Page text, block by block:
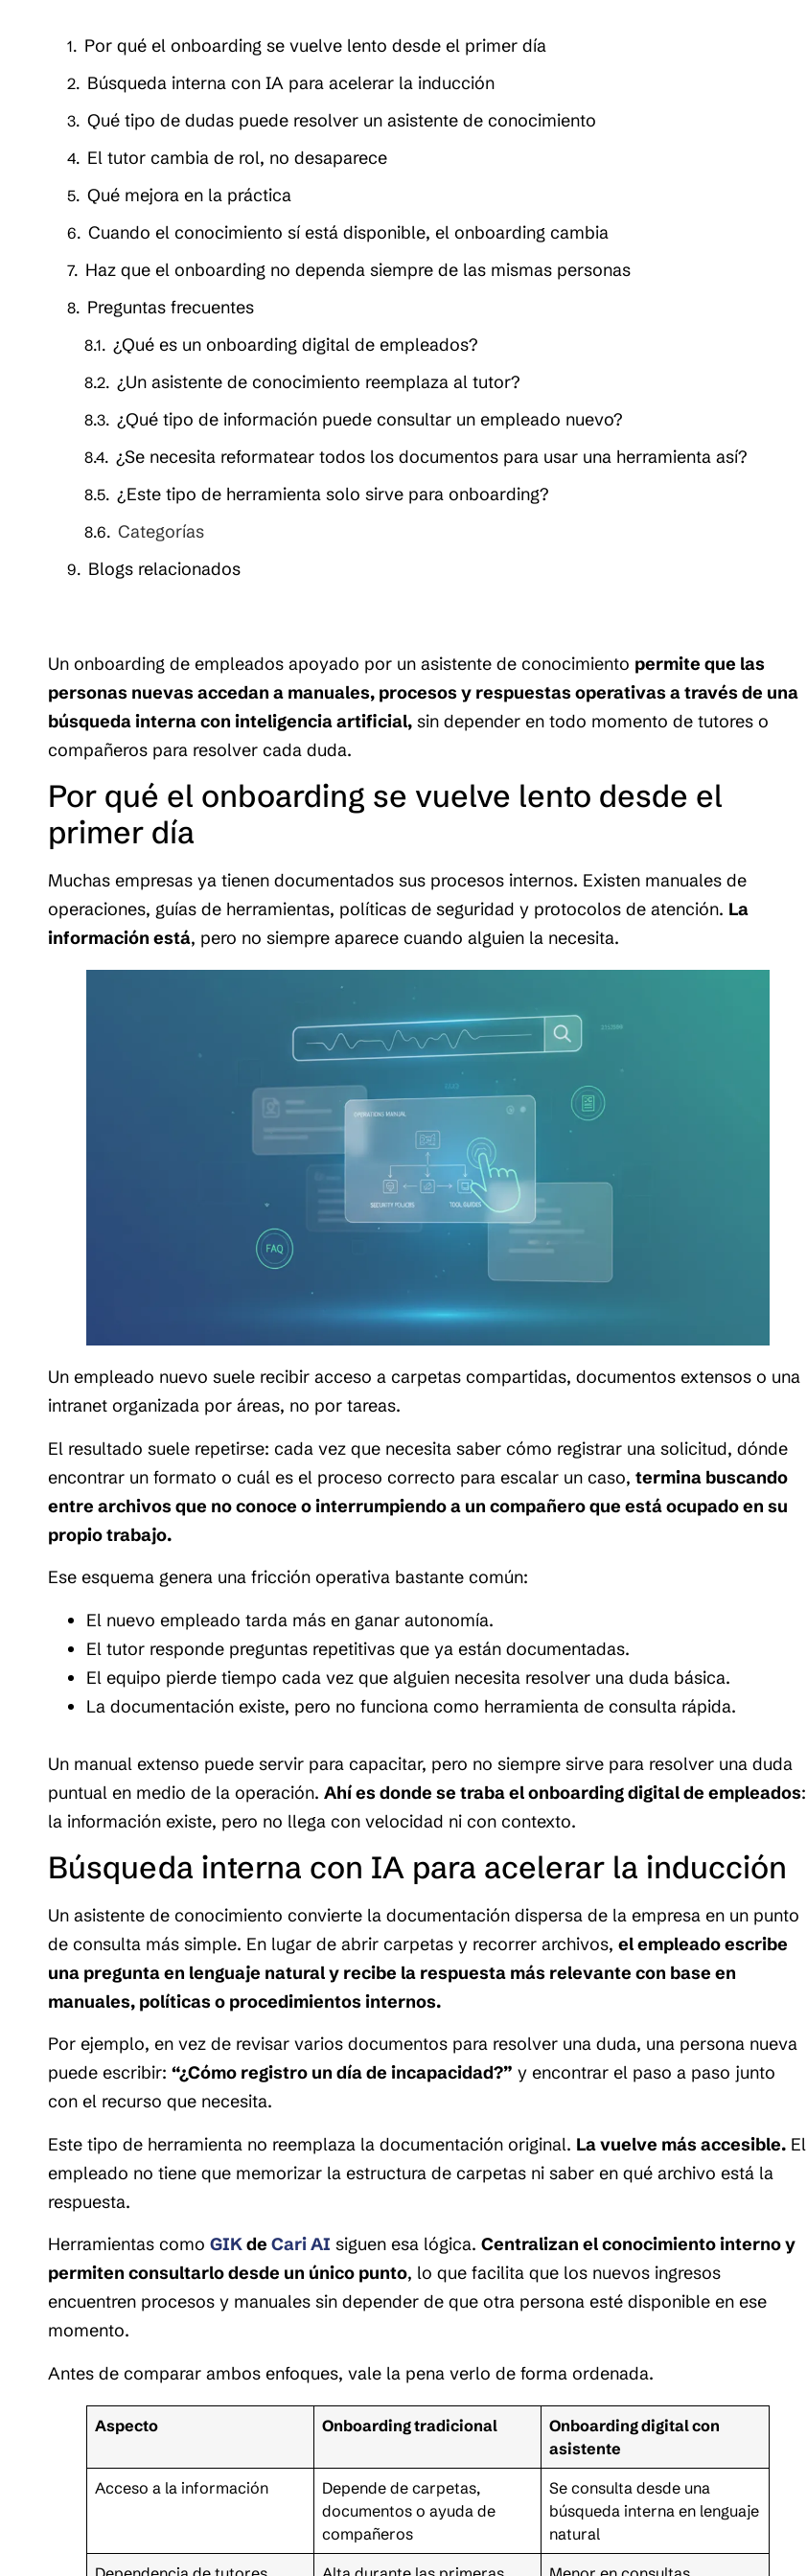
Por qué el onboarding se vuelve lento desde el primer día
Búsqueda interna con IA para acelerar la inducción
Qué tipo de dudas puede resolver un asistente de conocimiento
El tutor cambia de rol, no desaparece
Qué mejora en la práctica
Cuando el conocimiento sí está disponible, el onboarding cambia
Haz que el onboarding no dependa siempre de las mismas personas
Preguntas frecuentes
¿Qué es un onboarding digital de empleados?
¿Un asistente de conocimiento reemplaza al tutor?
¿Qué tipo de información puede consultar un empleado nuevo?
¿Se necesita reformatear todos los documentos para usar una herramienta así?
¿Este tipo de herramienta solo sirve para onboarding?
Categorías
Blogs relacionados
Un onboarding de empleados apoyado por un asistente de conocimiento permite que las
personas nuevas accedan a manuales, procesos y respuestas operativas a través de una
búsqueda interna con inteligencia artificial, sin depender en todo momento de tutores o
compañeros para resolver cada duda.
Por qué el onboarding se vuelve lento desde el
primer día
Muchas empresas ya tienen documentados sus procesos internos. Existen manuales de
operaciones, guías de herramientas, políticas de seguridad y protocolos de atención. La
información está, pero no siempre aparece cuando alguien la necesita.
Un empleado nuevo suele recibir acceso a carpetas compartidas, documentos extensos o una
intranet organizada por áreas, no por tareas.
El resultado suele repetirse: cada vez que necesita saber cómo registrar una solicitud, dónde
encontrar un formato o cuál es el proceso correcto para escalar un caso, termina buscando
entre archivos que no conoce o interrumpiendo a un compañero que está ocupado en su
propio trabajo.
Ese esquema genera una fricción operativa bastante común:
El nuevo empleado tarda más en ganar autonomía.
El tutor responde preguntas repetitivas que ya están documentadas.
El equipo pierde tiempo cada vez que alguien necesita resolver una duda básica.
La documentación existe, pero no funciona como herramienta de consulta rápida.
Un manual extenso puede servir para capacitar, pero no siempre sirve para resolver una duda
puntual en medio de la operación. Ahí es donde se traba el onboarding digital de empleados:
la información existe, pero no llega con velocidad ni con contexto.
Búsqueda interna con IA para acelerar la inducción
Un asistente de conocimiento convierte la documentación dispersa de la empresa en un punto
de consulta más simple. En lugar de abrir carpetas y recorrer archivos, el empleado escribe
una pregunta en lenguaje natural y recibe la respuesta más relevante con base en
manuales, políticas o procedimientos internos.
Por ejemplo, en vez de revisar varios documentos para resolver una duda, una persona nueva
puede escribir: “¿Cómo registro un día de incapacidad?” y encontrar el paso a paso junto
con el recurso que necesita.
Este tipo de herramienta no reemplaza la documentación original. La vuelve más accesible. El
empleado no tiene que memorizar la estructura de carpetas ni saber en qué archivo está la
respuesta.
Herramientas como GIKde Cari AI siguen esa lógica. Centralizan el conocimiento interno y
permiten consultarlo desde un único punto, lo que facilita que los nuevos ingresos
encuentren procesos y manuales sin depender de que otra persona esté disponible en ese
momento.
Antes de comparar ambos enfoques, vale la pena verlo de forma ordenada.
Aspecto Onboarding tradicional
Onboarding digital con
asistente
Acceso a la información
Depende de carpetas,
documentos o ayuda de
compañeros
Se consulta desde una
búsqueda interna en lenguaje
natural